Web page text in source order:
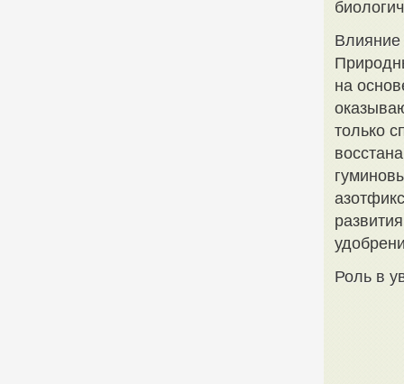
Влияние
на
только
Роль в